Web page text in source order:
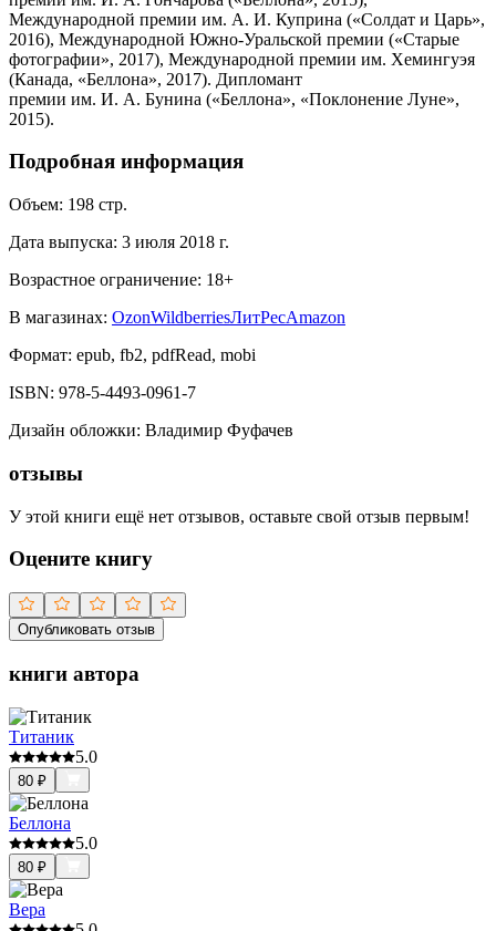
Международной премии им. А. И. Куприна («Солдат и Царь»,
2016), Международной Южно-Уральской премии («Старые
фотографии», 2017), Международной премии им. Хемингуэя
(Канада, «Беллона», 2017). Дипломант
премии им. И. А. Бунина («Беллона», «Поклонение Луне»,
2015).
Подробная информация
Объем: 198 стр.
Дата выпуска: 3 июля 2018 г.
Возрастное ограничение: 18+
В магазинах: OzonWildberriesЛитРесAmazon
Формат: epub, fb2, pdfRead, mobi
ISBN: 978-5-4493-0961-7
Дизайн обложки: Владимир Фуфачев
отзывы
У этой книги ещё нет отзывов, оставьте свой отзыв первым!
Оцените книгу
Опубликовать отзыв
книги автора
Титаник
5.0
80 ₽
Беллона
5.0
80 ₽
Вера